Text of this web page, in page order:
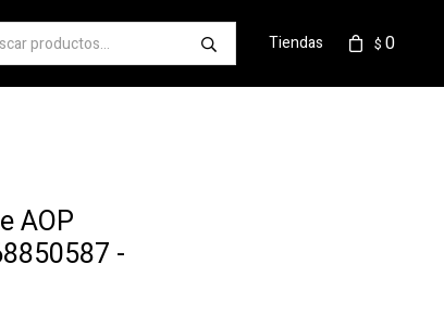
$ 0
Tiendas
AOP
-